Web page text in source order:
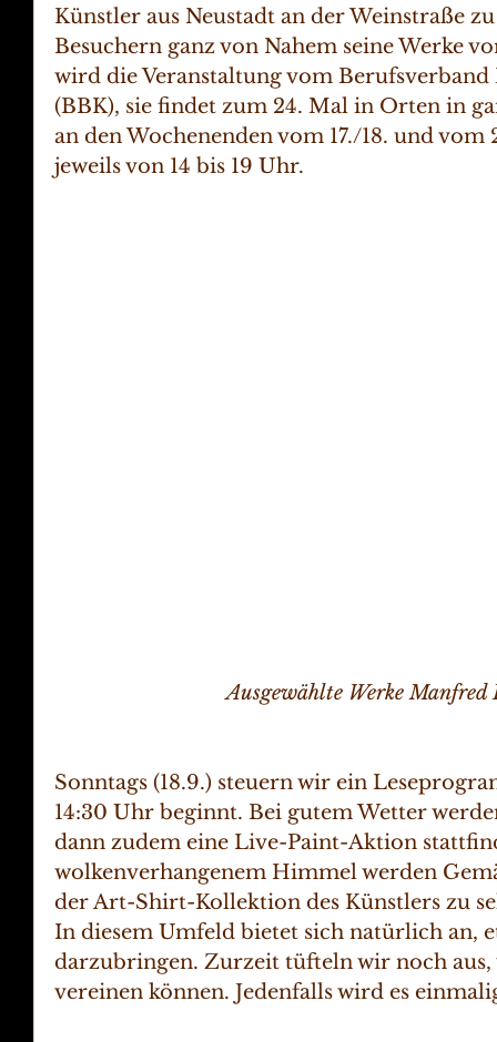
Künstler aus Neustadt an der Weinstraße
Besuchern ganz von Nahem seine Werke
wird die Veranstaltung vom
(BBK), sie findet zum 24. Mal in Orten in
an den Wochenenden vom 17./18. und
jeweils von 14 bis 19 Uhr.
Ausgewählte Werke Manfred
Sonntags (18.9.) steuern wir ein
14:30 Uhr beginnt. Bei gutem Wetter
dann zudem eine Live-Paint-Aktion
wolkenverhangenem Himmel werden
der Art-Shirt-Kollektion des Künstlers zu
In diesem Umfeld bietet sich natürlich an,
darzubringen. Zurzeit tüfteln wir noch
vereinen können. Jedenfalls wird es